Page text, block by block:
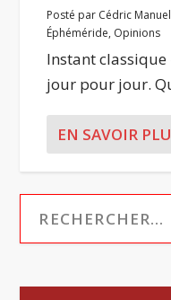
Posté par Cédric Manuel
Éphéméride, Opinions
Instant
jour pour jour.
EN SAVOIR